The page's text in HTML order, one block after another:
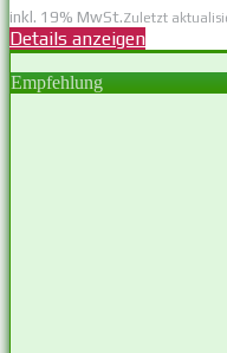
inkl. 19% MwSt.Zuletzt
Details anzeigen
Empfehlung